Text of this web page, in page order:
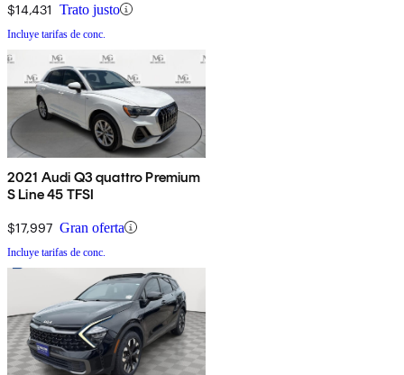
$14,431 Trato justo
Incluye tarifas de conc.
2021 Audi Q3 quattro Premium
S Line 45 TFSI
$17,997 Gran oferta
Incluye tarifas de conc.